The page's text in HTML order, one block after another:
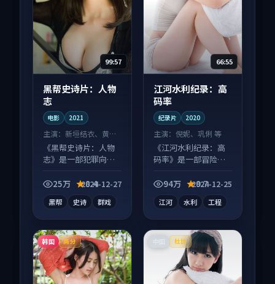
99:57
黑帮史诗片：人物
志
电影 2021
主演： 新垣结衣、黄渤
等
《黑帮史诗片：人物
志》是一部犯罪向电
酵，适合周末一口气
25万 8.4
2024-12-27
黑帮 史诗 群戏
66:55
江河水利纪录：高
码率
纪录片 2020
主演：倪妮、巩俐 等
《江河水利纪录：高
码率》是一部冒险向
系层层推进，尾声常
94万 9.7
2024-12-25
江河 水利 工程
韩国 高分 杜比